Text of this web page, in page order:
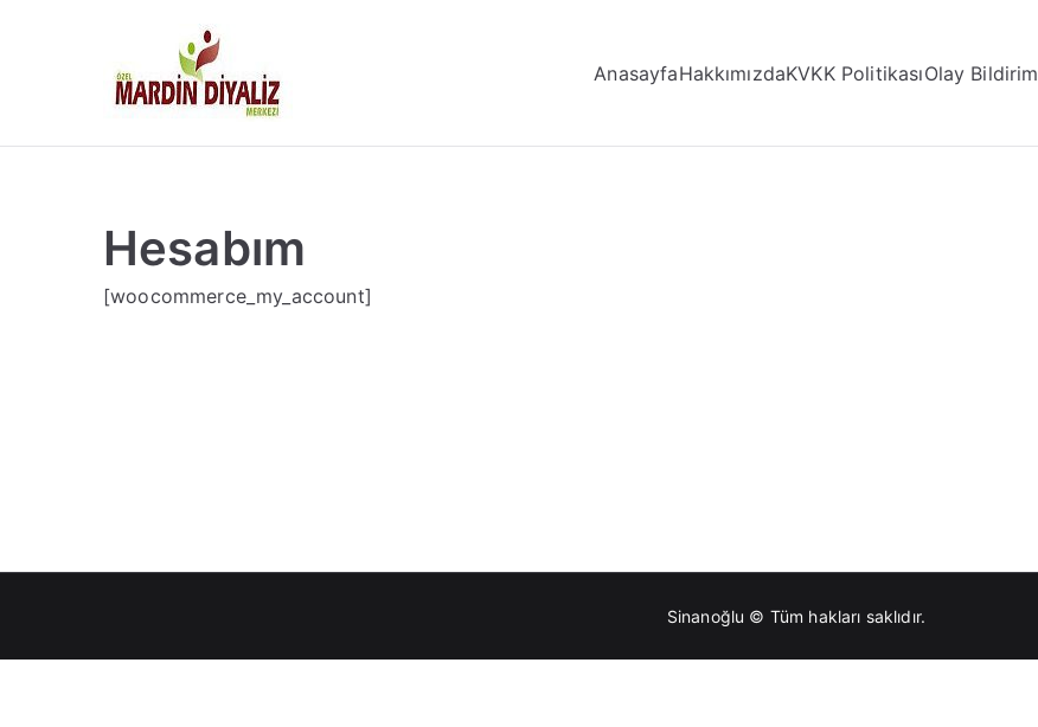
Mardin Diyaliz Merkezi
AnasayfaHakkımızdaKVKK PolitikasıOlay Bildirim
Hesabım
[woocommerce_my_account]
Sinanoğlu © Tüm hakları saklıdır.